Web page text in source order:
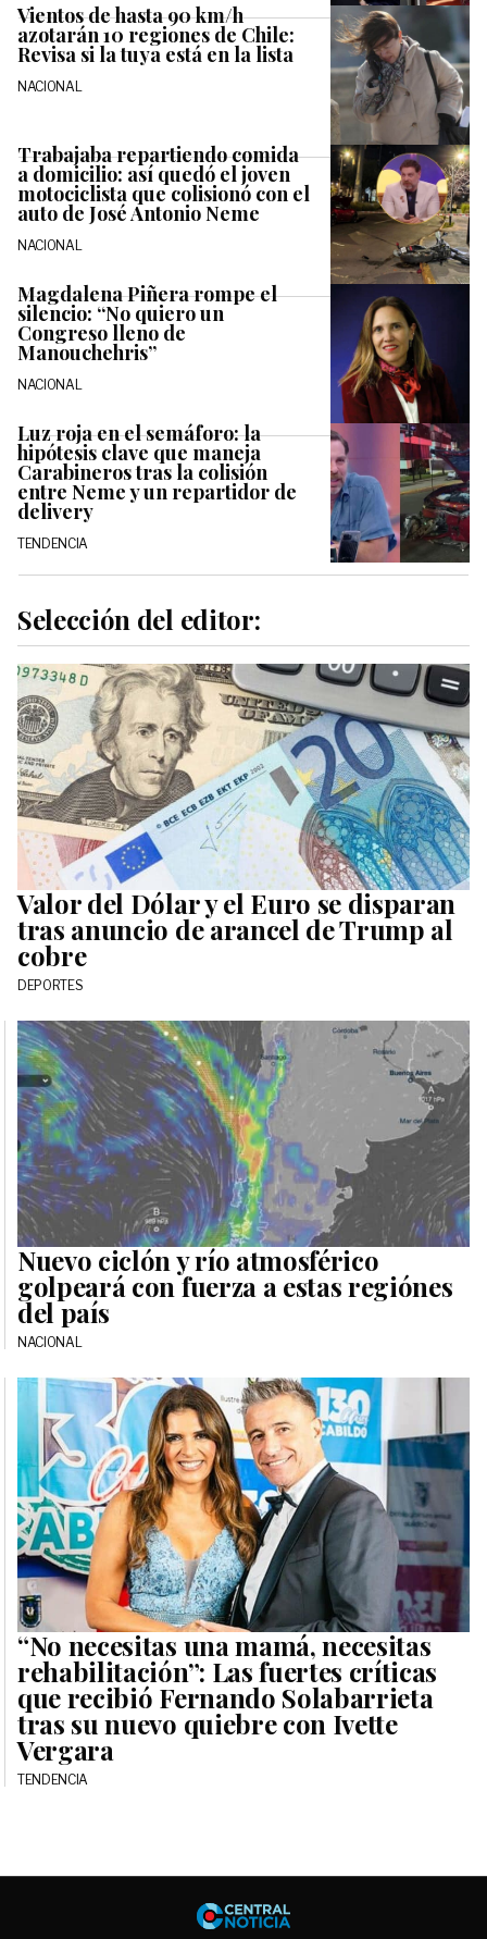
Vientos de hasta 90 km/h
azotarán 10 regiones de Chile:
Revisa si la tuya está en la lista
NACIONAL
Trabajaba repartiendo comida
a domicilio: así quedó el joven
motociclista que colisionó con el
auto de José Antonio Neme
NACIONAL
Magdalena Piñera rompe el
silencio: “No quiero un
Congreso lleno de
Manouchehris”
NACIONAL
Luz roja en el semáforo: la
hipótesis clave que maneja
Carabineros tras la colisión
entre Neme y un repartidor de
delivery
TENDENCIA
Selección del editor:
Valor del Dólar y el Euro se disparan
tras anuncio de arancel de Trump al
cobre
DEPORTES
Nuevo ciclón y río atmosférico
golpeará con fuerza a estas regiónes
del país
NACIONAL
“No necesitas una mamá, necesitas
rehabilitación”: Las fuertes críticas
que recibió Fernando Solabarrieta
tras su nuevo quiebre con Ivette
Vergara
TENDENCIA